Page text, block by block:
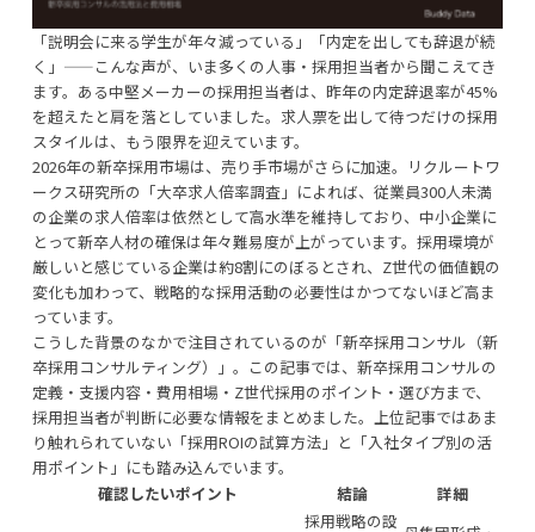
「説明会に来る学生が年々減っている」「内定を出しても辞退が続
く」——こんな声が、いま多くの人事・採用担当者から聞こえてき
ます。ある中堅メーカーの採用担当者は、昨年の内定辞退率が45%
を超えたと肩を落としていました。求人票を出して待つだけの採用
スタイルは、もう限界を迎えています。
2026年の新卒採用市場は、売り手市場がさらに加速。リクルートワ
ークス研究所の「大卒求人倍率調査」によれば、従業員300人未満
の企業の求人倍率は依然として高水準を維持しており、中小企業に
とって新卒人材の確保は年々難易度が上がっています。採用環境が
厳しいと感じている企業は約8割にのぼるとされ、Z世代の価値観の
変化も加わって、戦略的な採用活動の必要性はかつてないほど高ま
っています。
こうした背景のなかで注目されているのが「新卒採用コンサル（新
卒採用コンサルティング）」。この記事では、新卒採用コンサルの
定義・支援内容・費用相場・Z世代採用のポイント・選び方まで、
採用担当者が判断に必要な情報をまとめました。上位記事ではあま
り触れられていない「採用ROIの試算方法」と「入社タイプ別の活
用ポイント」にも踏み込んでいます。
確認したいポイント
結論 詳細
採用戦略の設